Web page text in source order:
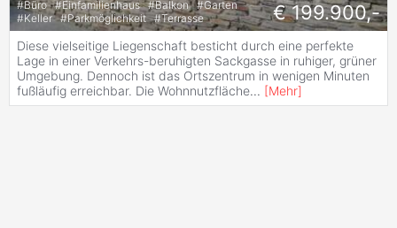
#Büro #Einfamilienhaus #Balkon #Garten
#Keller #Parkmöglichkeit #Terrasse € 199.900,-
Diese vielseitige Liegenschaft besticht durch eine perfekte
Lage in einer Verkehrs-beruhigten Sackgasse in ruhiger, grüner
Umgebung. Dennoch ist das Ortszentrum in wenigen Minuten
fußläufig erreichbar. Die Wohnnutzfläche... [Mehr]